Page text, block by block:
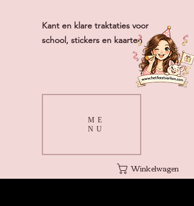
Winkelwagen
ME
NU
Kant en klare traktaties voor
school, stickers en kaarten